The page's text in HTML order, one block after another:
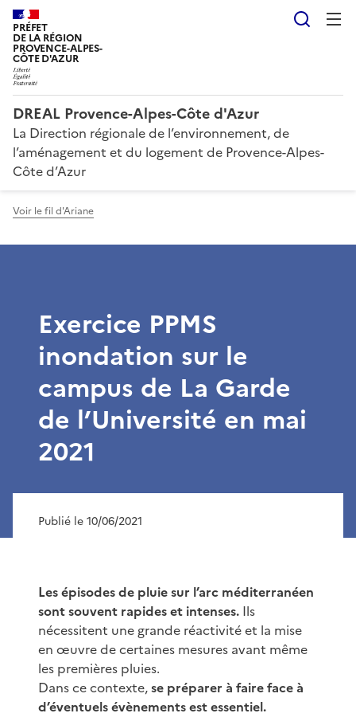
PRÉFET
DE LA RÉGION
PROVENCE-ALPES-
CÔTE D'AZUR
DREAL Provence-Alpes-Côte d'Azur
La Direction régionale de l’environnement, de
l’aménagement et du logement de Provence-Alpes-
Côte d’Azur
Voir le fil d'Ariane
Exercice PPMS
inondation sur le
campus de La Garde
de l’Université en mai
2021
Publié le 10/06/2021
Les épisodes de pluie sur l’arc méditerranéen
sont souvent rapides et intenses. Ils
nécessitent une grande réactivité et la mise
en œuvre de certaines mesures avant même
les premières pluies.
Dans ce contexte,se préparer à faire face à
d’éventuels évènements est essentiel.